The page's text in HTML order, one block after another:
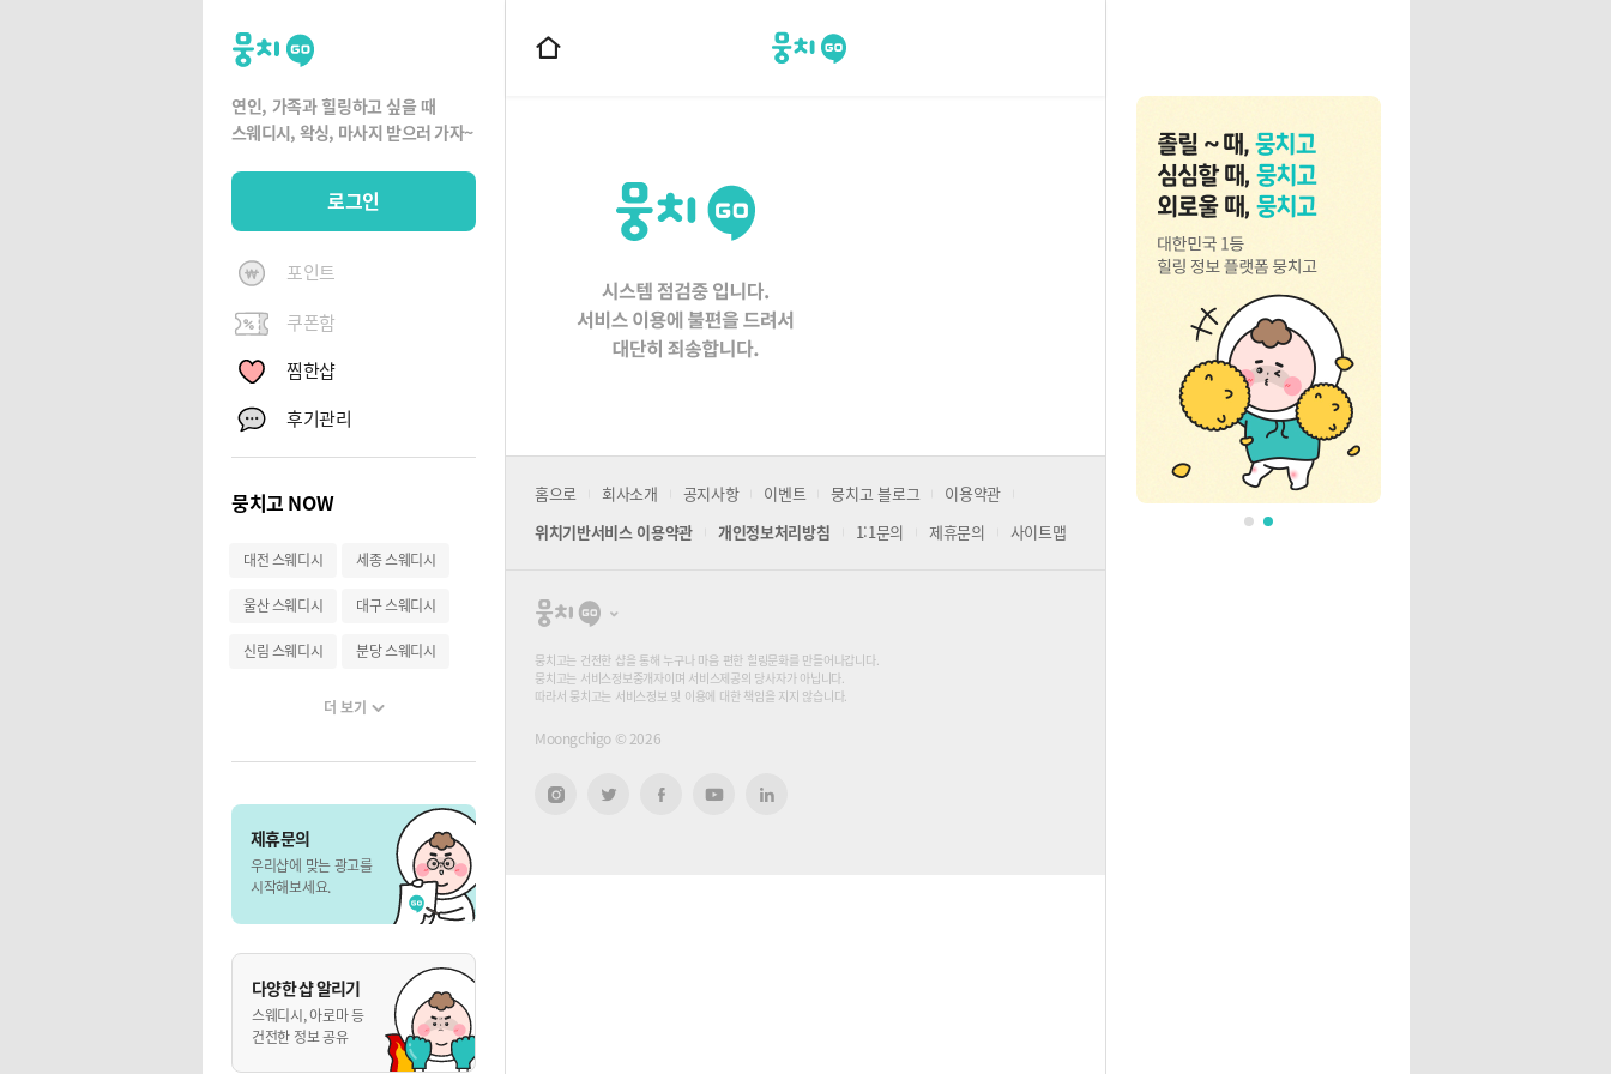
뭉
치
고
연인, 가족과 힐링하고 싶을 때
스웨디시, 왁싱, 마사지 받으러 가자~
로그인
포인트
쿠폰함
찜한샵
후기관리
뭉치고 NOW
대전 스웨디시 세종 스웨디시
울산 스웨디시 대구 스웨디시
신림 스웨디시 분당 스웨디시
더 보기
제휴문의
우리샵에 맞는 광고를
시작해보세요.
다양한 샵 알리기
스웨디시, 아로마 등
건전한 정보 공유
뭉치고
홈
홈으로 회사소개 공지사항 이벤트 뭉치고 블로그
이용약관
위치기반서비스 이용약관
개인정보처리방침 1:1문의 제휴문의 사이트맵
뭉
고
뭉치고는 건전한 샵을 통해 누구나 마음 편한 힐링문화를 만들어나갑니다.
뭉치고는 서비스정보중개자이며 서비스제공의 당사자가 아닙니다.
따라서 뭉치고는 서비스정보 및 이용에 대한 책임을 지지 않습니다.
Moongchigo © 2026